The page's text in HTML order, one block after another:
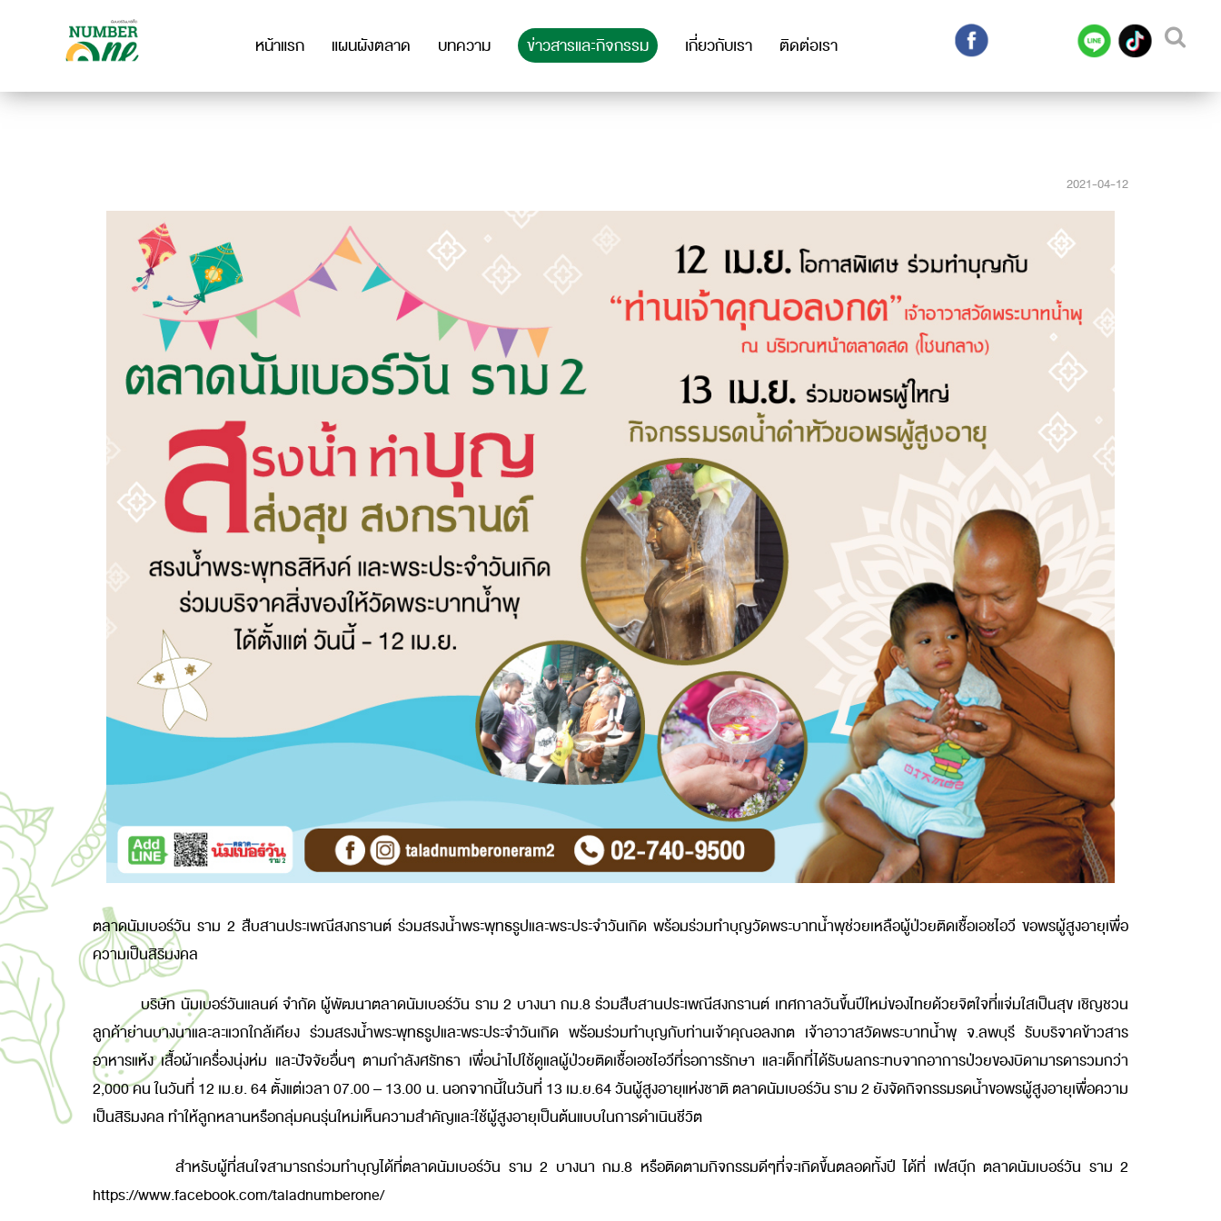
หน้าแรก แผนผังตลาด บทความ ข่าวสารและกิจกรรม เกี่ยวกับเรา ติดต่อเรา
2021-04-12
ตลาดนัมเบอร์วัน ราม 2 สืบสานประเพณีสงกรานต์ ร่วมสรงน้ำพระพุทธรูปและพระประจำวันเกิด พร้อมร่วมทำบุญวัดพระบาทน้ำพุช่วยเหลือผู้ป่วยติดเชื้อเอชไอวี ขอพรผู้สูงอายุเพื่อ
ความเป็นสิริมงคล
บริษัท นัมเบอร์วันแลนด์ จำกัด ผู้พัฒนาตลาดนัมเบอร์วัน ราม 2 บางนา กม.8 ร่วมสืบสานประเพณีสงกรานต์ เทศกาลวันขึ้นปีใหม่ของไทยด้วยจิตใจที่แจ่มใสเป็นสุข เชิญชวน
ลูกค้าย่านบางนาและละแวกใกล้เคียง ร่วมสรงน้ำพระพุทธรูปและพระประจำวันเกิด พร้อมร่วมทำบุญกับท่านเจ้าคุณอลงกต เจ้าอาวาสวัดพระบาทน้ำพุ จ.ลพบุรี รับบริจาคข้าวสาร
อาหารแห้ง เสื้อผ้าเครื่องนุ่งห่ม และปัจจัยอื่นๆ ตามกำลังศรัทธา เพื่อนำไปใช้ดูแลผู้ป่วยติดเชื้อเอชไอวีที่รอการรักษา และเด็กที่ได้รับผลกระทบจากอาการป่วยของบิดามารดารวมกว่า
2,000 คน ในวันที่ 12 เม.ย. 64 ตั้งแต่เวลา 07.00 – 13.00 น.นอกจากนี้ในวันที่ 13 เม.ย.64 วันผู้สูงอายุแห่งชาติ ตลาดนัมเบอร์วัน ราม 2 ยังจัดกิจกรรมรดน้ำขอพรผู้สูงอายุเพื่อความ
เป็นสิริมงคล ทำให้ลูกหลานหรือกลุ่มคนรุ่นใหม่เห็นความสำคัญและใช้ผู้สูงอายุเป็นต้นแบบในการดำเนินชีวิต
สำหรับผู้ที่สนใจสามารถร่วมทำบุญได้ที่ตลาดนัมเบอร์วัน ราม 2 บางนา กม.8 หรือติดตามกิจกรรมดีๆที่จะเกิดขึ้นตลอดทั้งปี ได้ที่ เฟสบุ๊ก ตลาดนัมเบอร์วัน ราม 2
https://www.facebook.com/taladnumberone/